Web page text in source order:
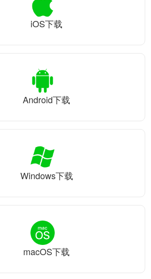
iOS下载
Android下载
Windows下载
macOS下载